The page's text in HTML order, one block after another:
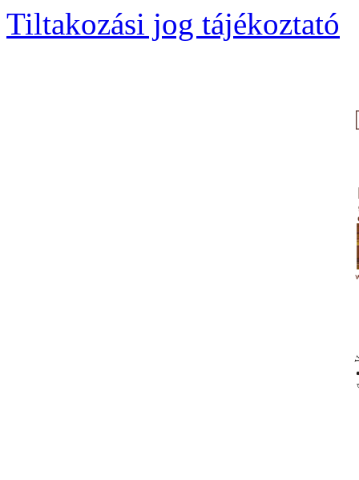
Tiltakozási jog tájékoztató